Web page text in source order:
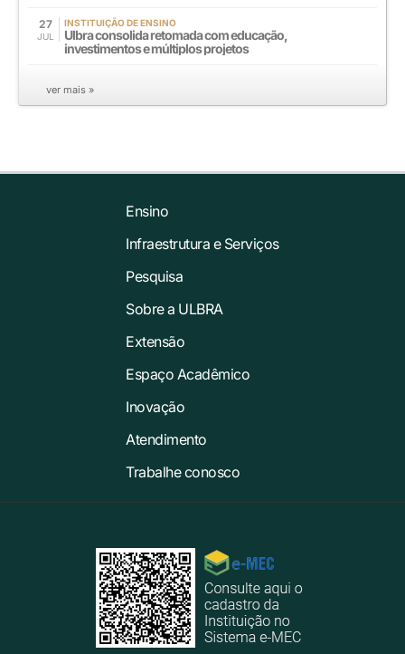
27
JUL
INSTITUIÇÃO DE ENSINO
Ulbra consolida retomada com educação,
investimentos e múltiplos projetos
ver mais »
Ensino
Infraestrutura e Serviços
Pesquisa
Sobre a ULBRA
Extensão
Espaço Acadêmico
Inovação
Atendimento
Trabalhe conosco